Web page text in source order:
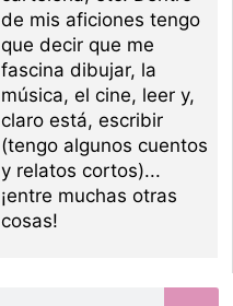
de mis aficiones tengo
que decir que me
fascina dibujar, la
música, el cine, leer y,
claro está, escribir
(tengo algunos cuentos
y relatos cortos)...
¡entre muchas otras
cosas!